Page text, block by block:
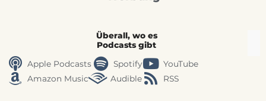
Überall, wo es
Podcasts gibt
Apple Podcasts
Spotify
YouTube
Amazon Music
Audible RSS